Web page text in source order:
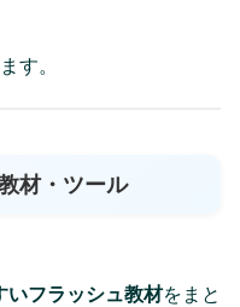
す。
材・ツール
いフラッシュ教材をまと